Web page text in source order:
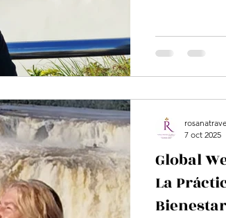
Global
La
7 oct 2025